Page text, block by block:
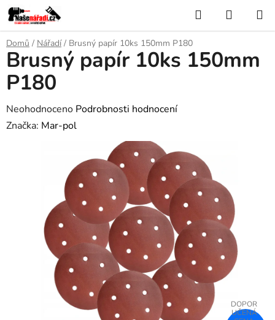
Přejít
na
obsah
Hledat
KOŠÍK
Domů / Nářadí / Brusný papír 10ks 150mm P180
Brusný papír 10ks 150mm
P180
Průměrné
hodnocení
hvězdiček.
Neohodnoceno Podrobnosti hodnocení
Značka: Mar-pol